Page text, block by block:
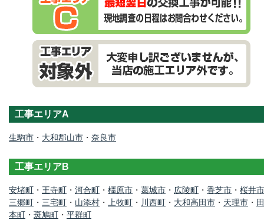
工事エリアA
生駒市 ・ 大和郡山市 ・ 奈良市
工事エリアB
安堵町 ・ 王寺町 ・ 河合町 ・ 橿原市 ・ 葛城市 ・ 広陵町 ・ 香芝市 ・ 桜井市
三郷町 ・ 三宅町 ・ 山添村 ・ 上牧町 ・ 川西町 ・ 大和高田市 ・ 天理市 ・
本町 ・ 斑鳩町 ・ 平群町